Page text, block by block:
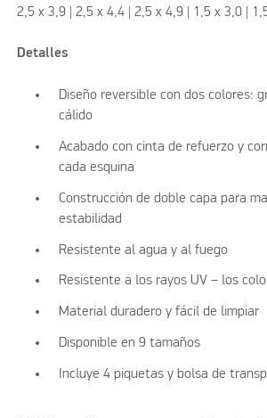
2,5 x 3,9 | 2,5 x 4,4 | 2,5 x 4,9 | 1,5 x 3,0 |
Detalles
Diseño reversible con dos colores:
cálido
Acabado con cinta de refuerzo y
cada esquina
Construcción de doble capa para
estabilidad
Resistente al agua y al fuego
Resistente a los rayos UV – los
Material duradero y fácil de limpiar
Disponible en 9 tamaños
Incluye 4 piquetas y bolsa de